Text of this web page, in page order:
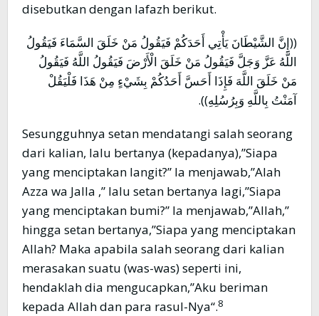
disebutkan dengan lafazh berikut.
((إِنَّ الشَّيْطَانَ يَأْتِي أَحَدَكُمْ فَيَقُولُ مَنْ خَلَقَ السَّمَاءَ فَيَقُولُ
اللَّهُ عَزَّ وَجَلَّ فَيَقُولُ مَنْ خَلَقَ الْأَرْضَ فَيَقُولُ اللَّهُ فَيَقُولُ
مَنْ خَلَقَ اللَّهَ فَإِذَا أَحَسَّ أَحَدُكُمْ بِشَيْءٍ مِنْ هَذَا فَلْيَقُلْ
آمَنْتُ بِاللَّهِ وَبِرُسُلِهِ)).
Sesungguhnya setan mendatangi salah seorang
dari kalian, lalu bertanya (kepadanya),”Siapa
yang menciptakan langit?” Ia menjawab,”Alah
Azza wa Jalla ,” lalu setan bertanya lagi,”Siapa
yang menciptakan bumi?” Ia menjawab,”Allah,”
hingga setan bertanya,”Siapa yang menciptakan
Allah? Maka apabila salah seorang dari kalian
merasakan suatu (was-was) seperti ini,
hendaklah dia mengucapkan,”Aku beriman
kepada Allah dan para rasul-Nya“.8